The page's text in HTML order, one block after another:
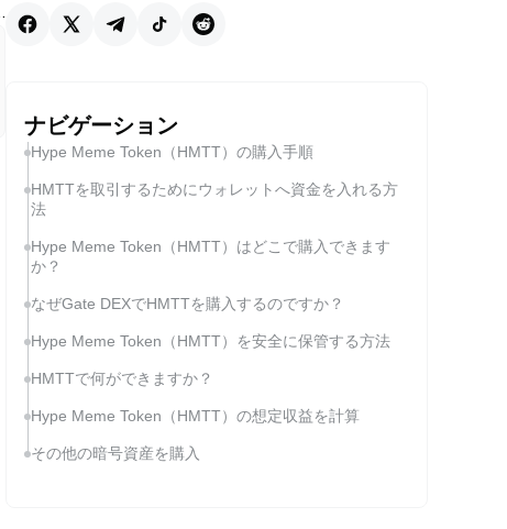
ナビゲーション
Hype Meme Token（HMTT）の購入手順
HMTTを取引するためにウォレットへ資金を入れる方
法
Hype Meme Token（HMTT）はどこで購入できます
か？
なぜGate DEXでHMTTを購入するのですか？
Hype Meme Token（HMTT）を安全に保管する方法
HMTTで何ができますか？
Hype Meme Token（HMTT）の想定収益を計算
その他の暗号資産を購入